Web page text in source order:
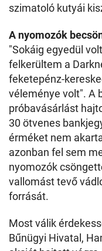
szimatoló kutyái
A nyomozók
"Sokáig egyedül
felkerültem a
feketepénz-
véleménye volt". A
próbavásárlást
30 ötvenes
érméket nem
azonban fel sem
nyomozók
vallomást tevő
forrását.
Most válik
Bűnügyi Hivatal,